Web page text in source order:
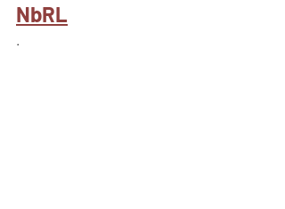
NbRL
.